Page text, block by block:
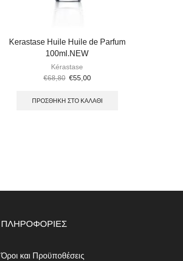
Kerastase Huile Huile de Parfum
100ml.NEW
Kérastase
€68,80 €55,00
ΠΡΟΣΘΉΚΗ ΣΤΟ ΚΑΛΆΘΙ
ΠΛΗΡΟΦΟΡΙΕΣ
Όροι και Προϋποθέσεις